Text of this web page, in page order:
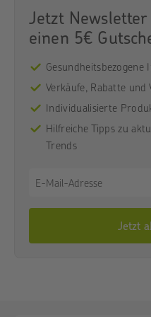
Jetzt
einen 5€
Gesundheitsbezogene
Verkäufe, Rabatte und
Individualisierte
Hilfreiche Tipps zu
Trends
Jetzt